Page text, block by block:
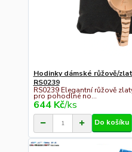
Hodinky dámské růžově/
RS0239
RS0239 Elegantní růžově
pro pohodlné no...
644 Kč/ks
Do košíku